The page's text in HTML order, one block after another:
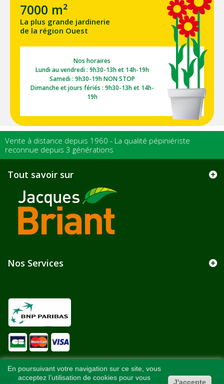
7000 m²
La plus grande jardinerie
de la région Ouest
Nos horaires
Lundi au vendredi : 9h30-13h et 14h-19h
Samedi : 9h30-19h NON STOP
Dimanche et jours fériés : 9h30-13h et 14h-
19h
Vente à distance depuis 1960 - La qualité pépiniériste
reconnue depuis 3 générations
Tout savoir sur
Nos Services
En poursuivant votre navigation sur ce site, vous
acceptez l’utilisation de cookies pour vous
J'accepte